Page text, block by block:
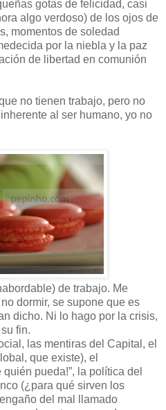
gotas de felicidad, casi
algo verdoso) de los ojos de
momentos de soledad
por la niebla y la paz
de libertad en comunión
no tienen trabajo, pero no
al ser humano, yo no
de trabajo. Me
dormir, se supone que es
dicho. Ni lo hago por la crisis,
fin.
las mentiras del Capital, el
que existe), el
pueda!”, la política del
(¿para qué sirven los
del mal llamado